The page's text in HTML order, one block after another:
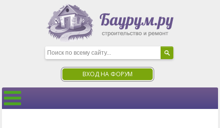
ВХОД НА ФОРУМ